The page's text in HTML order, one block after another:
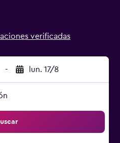
verificadas
- lun. 17/8